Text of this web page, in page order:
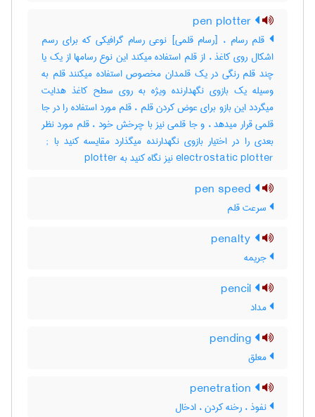
قلم رسام ، [رسام قلمی] نوعی رسام گرافیکی که برای رسم
اشکال روی کاغذ ، از قلم استفاده میکند این نوع رسامها از یک یا
چند قلم رنگی در یک قلمدان مخصوص استفاده میکنند قلم به
وسیله یک بازوی نگهدارنده ویژه به روی سطح کاغذ هدایت
میگردد این بازو برای عوض کردن قلم ، قلم مورد استفاده را در جا
قلمی قرار میدهد ، و جا قلمی نیز با چرخش خود ، قلم مورد نظر
بعدی را در اختیار بازوی نگهدارنده میگذارد مقایسه کنید با ‎ ;
electrostatic plotter نیز نگاه کنید به ‎ plotter
سرعت قلم
جریمه
مداد
معلق
نفوذ ، رخنه کردن ، ادخال